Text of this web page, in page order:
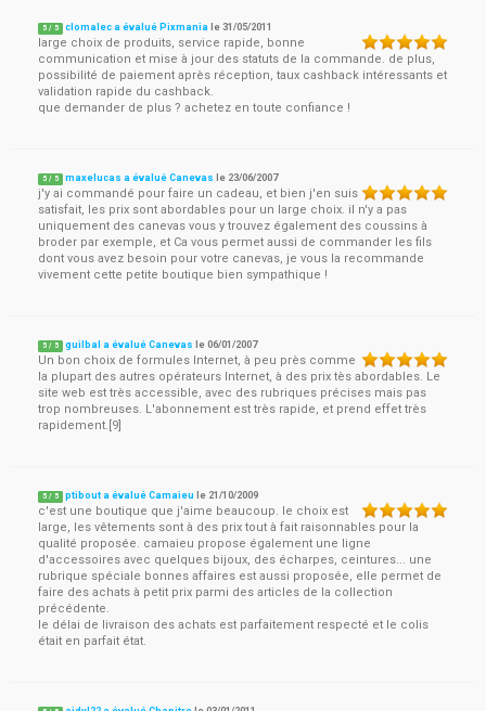
5 / 5 clomalec a évalué Pixmania le31/05/2011
large choix de produits, service rapide, bonne
communication et mise à jour des statuts de la commande. de plus,
possibilité de paiement après réception, taux cashback intéressants et
validation rapide du cashback.
que demander de plus ? achetez en toute confiance !
5 / 5 maxelucas a évalué Canevas le 23/06/2007
j'y ai commandé pour faire un cadeau, et bien j'en suis
satisfait, les prix sont abordables pour un large choix. il n'y a pas
uniquement des canevas vous y trouvez également des coussins à
broder par exemple, et Ca vous permet aussi de commander les fils
dont vous avez besoin pour votre canevas, je vous la recommande
vivement cette petite boutique bien sympathique !
5 / 5 guilbal a évalué Canevas le06/01/2007
Un bon choix de formules Internet, à peu près comme
la plupart des autres opérateurs Internet, à des prix tès abordables. Le
site web est très accessible, avec des rubriques précises mais pas
trop nombreuses. L'abonnement est très rapide, et prend effet très
rapidement.[9]
5 / 5 ptibout a évalué Camaieu le 21/10/2009
c'est une boutique que j'aime beaucoup. le choix est
large, les vêtements sont à des prix tout à fait raisonnables pour la
qualité proposée. camaieu propose également une ligne
d'accessoires avec quelques bijoux, des écharpes, ceintures... une
rubrique spéciale bonnes affaires est aussi proposée, elle permet de
faire des achats à petit prix parmi des articles de la collection
précédente.
le délai de livraison des achats est parfaitement respecté et le colis
était en parfait état.